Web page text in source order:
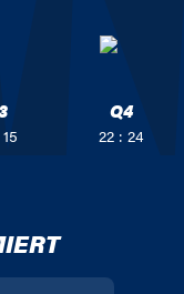
Q4
22 : 24